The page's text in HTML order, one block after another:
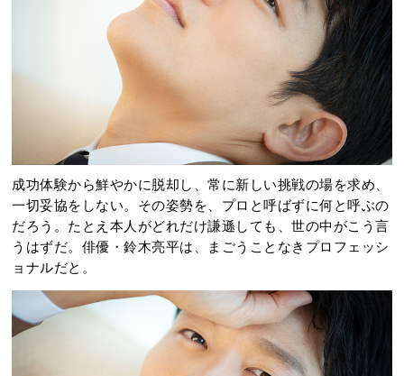
成功体験から鮮やかに脱却し、常に新しい挑戦の場を求め、
一切妥協をしない。その姿勢を、プロと呼ばずに何と呼ぶの
だろう。たとえ本人がどれだけ謙遜しても、世の中がこう言
うはずだ。俳優・鈴木亮平は、まごうことなきプロフェッシ
ョナルだと。